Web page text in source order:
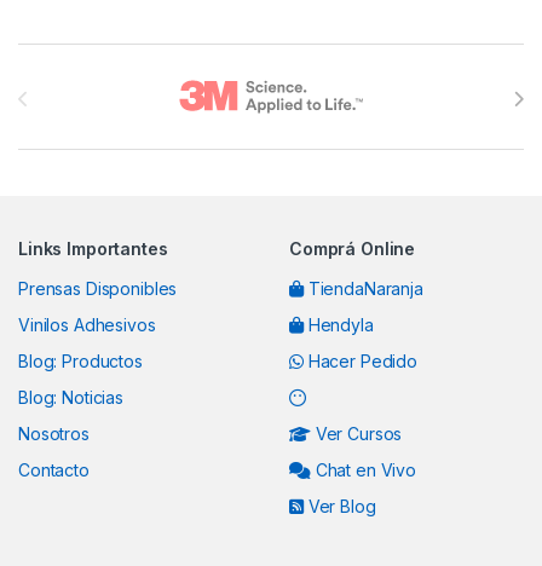
Links Importantes
Prensas Disponibles
Vinilos Adhesivos
Blog: Productos
Blog: Noticias
Nosotros
Contacto
Comprá Online
TiendaNaranja
Hendyla
Hacer Pedido
Ver Cursos
Chat en Vivo
Ver Blog